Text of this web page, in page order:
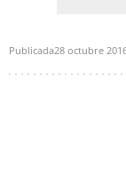
Publicada28 octubre